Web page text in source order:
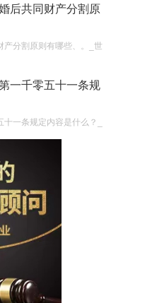
后共同财产分割原
产分割原则有哪些、。_世
一千零五十一条规
一条规定内容是什么？_